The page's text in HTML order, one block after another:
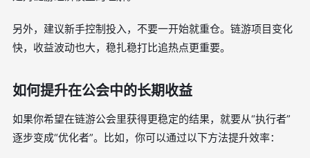
另外，建议新手控制投入，不要一开始就重仓。链游项目变化
快，收益波动也大，稳扎稳打比追热点更重要。
如何提升在公会中的长期收益
如果你希望在链游公会里获得更稳定的结果，就要从“执行者”
逐步变成“优化者”。比如，你可以通过以下方法提升效率：